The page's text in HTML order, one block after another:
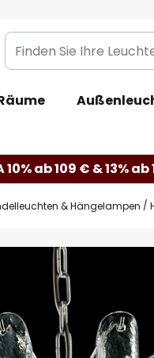
Finden
Sie
Leuchte...
10% ab 109 € & 13% ab
& Hängelampen